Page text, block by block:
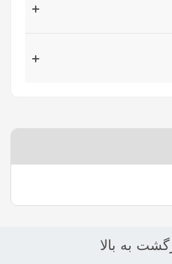
به بالا